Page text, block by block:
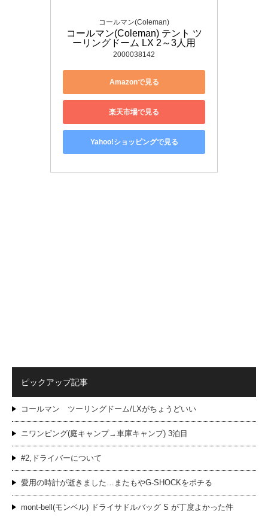
コールマン(Coleman)
コールマン(Coleman) テント ツ
ーリングドーム LX 2～3人用
2000038142
Amazonで見る
楽天市場で見る
Yahoo!ショッピングで見る
ピックアップ記事
コールマン ツーリングドーム/LXがちょうどいい
ニワンピング(庭キャンプ→車庫キャンプ) 3泊目
#2,ドライバーについて
愛用の時計が逝きました…またもやG-SHOCKをポチる
mont-bell(モンベル) ドライサドルバッグ S が丁度よかった件